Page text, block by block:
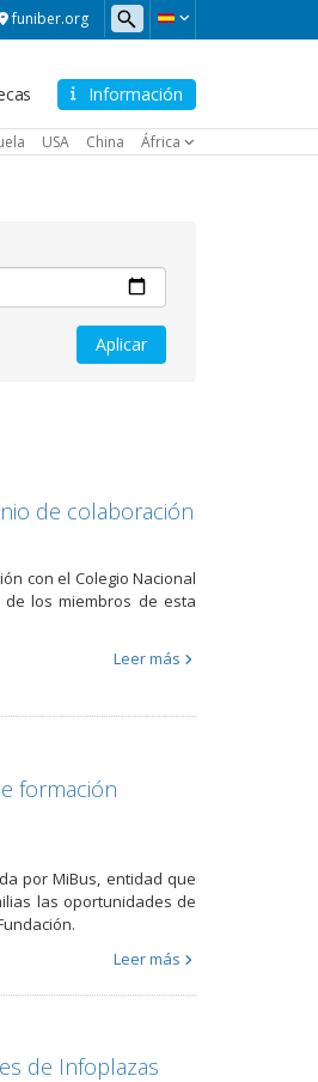
funiber.org
Información
USA China África
de colaboración
con el Colegio Nacional
de los miembros de esta
Leer más
formación
por MiBus, entidad que
las oportunidades de
Leer más
de Infoplazas